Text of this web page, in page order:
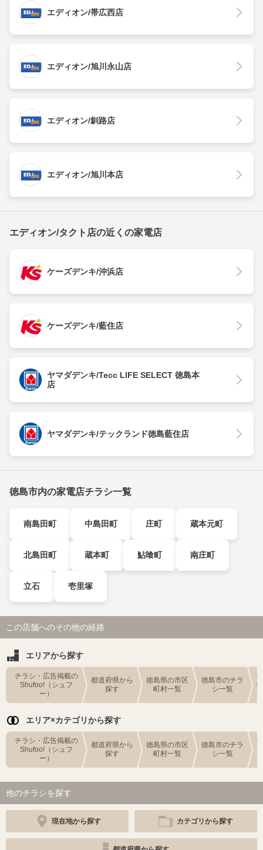
エディオン/帯広西店
エディオン/旭川永山店
エディオン/釧路店
エディオン/旭川本店
エディオン/タクト店の近くの家電店
ケーズデンキ/沖浜店
ケーズデンキ/藍住店
ヤマダデンキ/Tecc LIFE SELECT 徳島本
店
ヤマダデンキ/テックランド徳島藍住店
徳島市内の家電店チラシ一覧
南島田町 中島田町 庄町 蔵本元町
北島田町 蔵本町 鮎喰町 南庄町
立石 壱里塚
この店舗へのその他の経路
エリアから探す
チラシ・広告掲載の
Shufoo!（シュフ
ー）
都道府県から
探す
徳島県の市区
町村一覧
徳島市のチラ
シ一覧
エリア×カテゴリから探す
チラシ・広告掲載の
Shufoo!（シュフ
ー）
都道府県から
探す
徳島県の市区
町村一覧
徳島市のチラ
シ一覧
他のチラシを探す
現在地から探す カテゴリから探す